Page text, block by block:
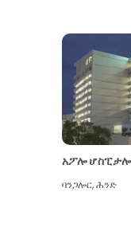
አፖሎ
ባንጋሎር,ሕንድ